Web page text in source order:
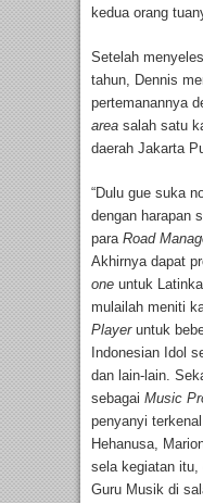
kedua orang
Setelah
tahun, Dennis
pertemanannya
area salah satu
daerah Jakarta
“Dulu gue suka
dengan harapan
para Road
Akhirnya dapat
one untuk
mulailah meniti
Playeruntuk
Indonesian Idol
dan lain-lain.
sebagai Music
penyanyi
Hehanusa,
sela kegiatan itu,
Guru Musik di